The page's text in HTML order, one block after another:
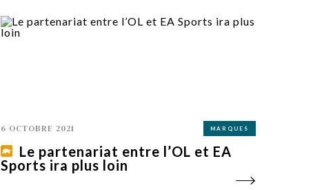
6 OCTOBRE 2021 MARQUES
Le partenariat entre l’OL et EA
Sports ira plus loin